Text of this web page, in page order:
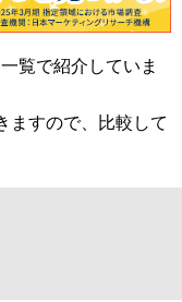
覧で紹介していま
ますので、比較して